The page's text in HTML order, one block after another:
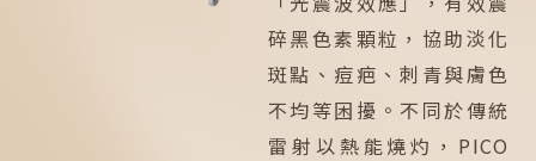
碎黑色素顆粒，協助淡化
斑點、痘疤、刺青與膚色
不均等困擾。不同於傳統
雷射以熱能燒灼，PICO